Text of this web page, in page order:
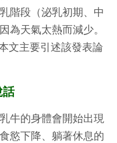
階段（泌乳初期、中
為天氣太熱而減少。
本文主要引述該發表論
話
牛的身體會開始出現
慾下降、躺著休息的